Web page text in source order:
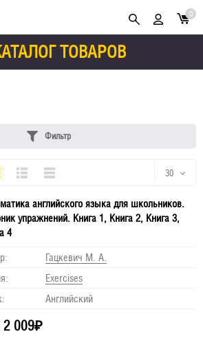
ТОВАРОВ
0
Фильтр
ПодробноКомпактно 30
30
английского языка для школьников.
упражнений. Книга 1, Книга 2, Книга 3,
4
Гацкевич М. А.
Еxercises
Английский
2 009₽